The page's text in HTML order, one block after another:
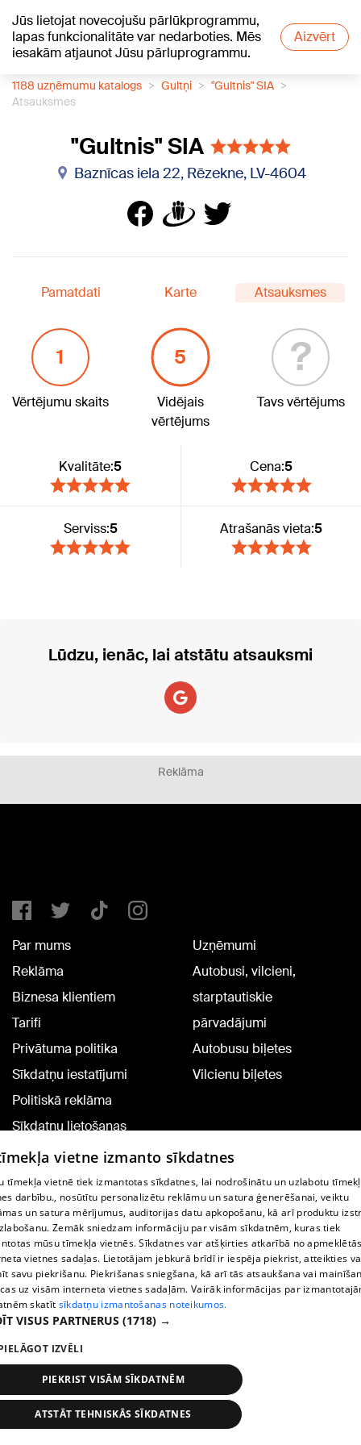
Jūs lietojat novecojušu pārlūkprogrammu,
lapas funkcionalitāte var nedarboties. Mēs
iesakām atjaunot Jūsu pārluprogrammu.
Aizvērt
+13°C
1188 uzņēmumu katalogs Gultņi
"Gultnis" SIA
Atsauksmes
"Gultnis" SIA
Baznīcas iela 22, Rēzekne, LV-4604
Pamatdati Karte Atsauksmes
1
Vērtējumu skaits
5
Vidējais
vērtējums
?
Tavs vērtējums
Kvalitāte:5 Cena:5
Serviss:5 Atrašanās vieta:5
Lūdzu, ienāc, lai atstātu atsauksmi
Reklāma
Par mums
Reklāma
Biznesa klientiem
Tarifi
Privātuma politika
Sīkdatņu iestatījumi
Politiskā reklāma
Sīkdatņu lietošanas
noteikumi
Komentāru pievienošana
Uzņēmumi
Autobusi, vilcieni,
starptautiskie
pārvadājumi
Autobusu biļetes
Vilcienu biļetes
TV programma
Līguma noteikumi
360 Ziņu kontakti
Helio Media
Portāla palīdzības dienests: e-pasts -
All rights reserved.
Ziņas Meklēt 1188 play
vietne izmanto sīkdatnes
tīmekļa vietnē tiek izmantotas sīkdatnes, lai nodrošinātu un uzlabotu
darbību., nosūtītu personalizētu reklāmu un satura ģenerēšanai, veiktu
un satura mērījumus, auditorijas datu apkopošanu, kā arī produktu
Zemāk sniedzam informāciju par visām sīkdatnēm, kuras tiek
mūsu tīmekļa vietnēs. Sīkdatnes var atšķirties atkarībā no
vietnes sadaļas. Lietotājam jebkurā brīdī ir iespēja piekrist, atteikties
savu piekrišanu. Piekrišanas sniegšana, kā arī tās atsaukšana vai
uz visām interneta vietnes sadaļām. Vairāk informācijas par
skatīt sīkdatņu izmantošanas noteikumos.
VISUS PARTNERUS (1718) →
IZVĒLI
PIEKRIST VISĀM SĪKDATNĒM
ATSTĀT TEHNISKĀS SĪKDATNES